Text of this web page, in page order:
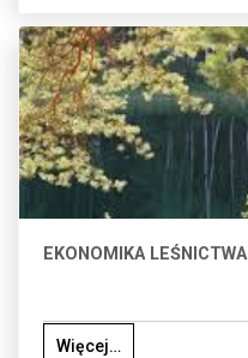
EKONOMIKA LEŚNICTWA
Więcej…